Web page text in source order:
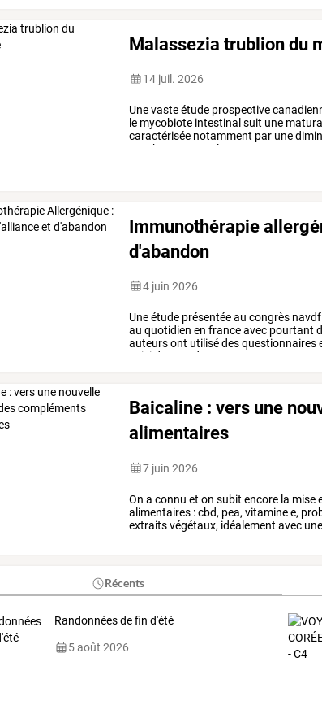
Malassezia trublion du
14 juil. 2026
Unevasteétude prospective
le mycobiote intestinal suit une
caractérisée notamment par une
saccharomyces
les
Immunothérapie
d'abandon
4 juin 2026
Uneétude présentéeau congrès navdf
au quotidien en franceavec pourtant
auteursont utilisédesquestionnaires
suivi de de
Baicaline : vers une
alimentaires
7 juin 2026
On a connu et on subit encore la mise
alimentaires :cbd, pea, vitaminee,
extraitsvégétaux, idéalement avec une
Récents
Randonnées de fin d'été
5 août 2026